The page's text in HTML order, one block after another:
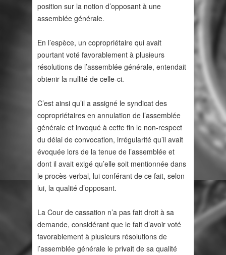
position sur la notion d’opposant à une
assemblée générale.
En l’espèce, un copropriétaire qui avait
pourtant voté favorablement à plusieurs
résolutions de l’assemblée générale, entendait
obtenir la nullité de celle-ci.
C’est ainsi qu’il a assigné le syndicat des
copropriétaires en annulation de l’assemblée
générale et invoqué à cette fin le non-respect
du délai de convocation, irrégularité qu’il avait
évoquée lors de la tenue de l’assemblée et
dont il avait exigé qu’elle soit mentionnée dans
le procès-verbal, lui conférant de ce fait, selon
lui, la qualité d’opposant.
La Cour de cassation n’a pas fait droit à sa
demande, considérant que le fait d’avoir voté
favorablement à plusieurs résolutions de
l’assemblée générale le privait de sa qualité